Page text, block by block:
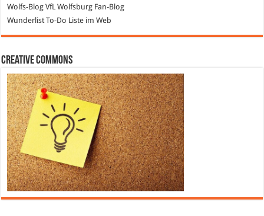
Wolfs-Blog VfL Wolfsburg Fan-Blog
Wunderlist To-Do Liste im Web
Creative Commons